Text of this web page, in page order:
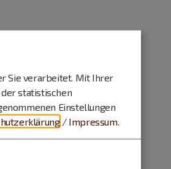
Sie verarbeitet. Mit Ihrer
der statistischen
Einstellungen
/ Impressum.